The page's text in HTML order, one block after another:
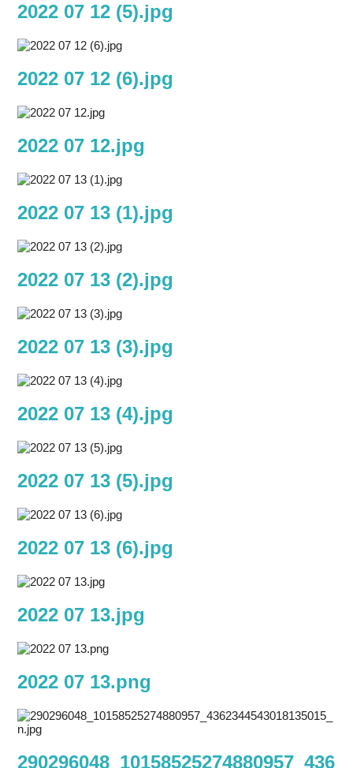
2022 07 12 (5).jpg
2022 07 12 (6).jpg
2022 07 12.jpg
2022 07 13 (1).jpg
2022 07 13 (2).jpg
2022 07 13 (3).jpg
2022 07 13 (4).jpg
2022 07 13 (5).jpg
2022 07 13 (6).jpg
2022 07 13.jpg
2022 07 13.png
290296048_10158525274880957_436